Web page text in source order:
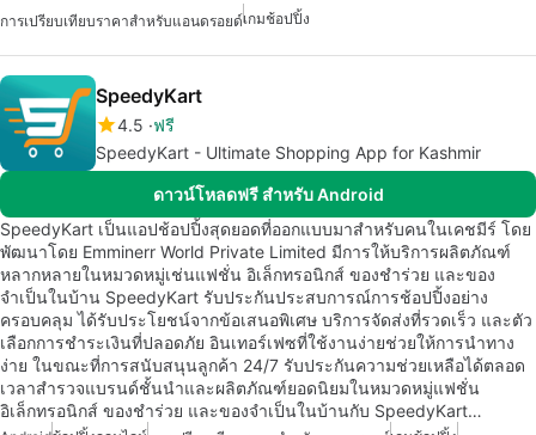
การเปรียบเทียบราคาสำหรับแอนดรอยด์เกมช้อปปิ้ง
SpeedyKart
4.5 ฟรี
SpeedyKart - Ultimate Shopping App for Kashmir
ดาวน์โหลดฟรี สำหรับ Android
SpeedyKart เป็นแอปช้อปปิ้งสุดยอดที่ออกแบบมาสำหรับคนในเคชมีร์ โดย
พัฒนาโดย Emminerr World Private Limited มีการให้บริการผลิตภัณฑ์
หลากหลายในหมวดหมู่เช่นแฟชั่น อิเล็กทรอนิกส์ ของชำร่วย และของ
จำเป็นในบ้าน SpeedyKart รับประกันประสบการณ์การช้อปปิ้งอย่าง
ครอบคลุม ได้รับประโยชน์จากข้อเสนอพิเศษ บริการจัดส่งที่รวดเร็ว และตัว
เลือกการชำระเงินที่ปลอดภัย อินเทอร์เฟซที่ใช้งานง่ายช่วยให้การนำทาง
ง่าย ในขณะที่การสนับสนุนลูกค้า 24/7 รับประกันความช่วยเหลือได้ตลอด
เวลาสำรวจแบรนด์ชั้นนำและผลิตภัณฑ์ยอดนิยมในหมวดหมู่แฟชั่น
อิเล็กทรอนิกส์ ของชำร่วย และของจำเป็นในบ้านกับ SpeedyKart…